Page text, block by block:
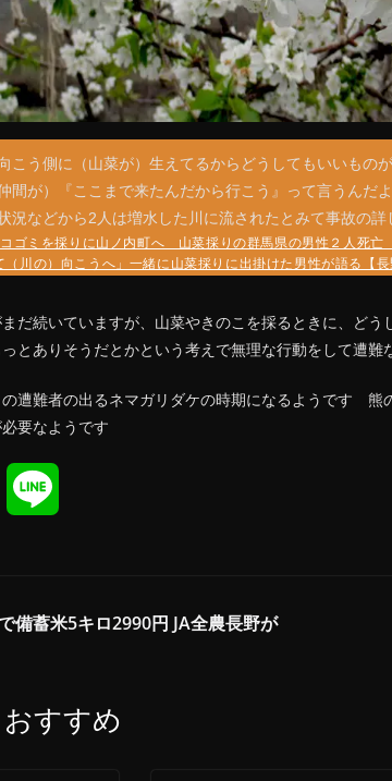
向こう側に（山菜が）生えてるからどうしてもいいもの
間が）『ここまで来たんだから行こう』って言うんだよ
況などから2人は増水した川に流されたとみて事故の詳
コゴミを採りに山ノ内町へ 山菜採りの群馬県の男性２人死
（川の）向こうへ」一緒に山菜採りに出掛けた男性が語る【
だ続いていますが、山菜やきのこを採るときに、どう
とありそうだとかという考えで無理な行動をして遭難
遭難者の出るネマガリダケの時期になるようです 熊
要なようです
備蓄米5キロ2990円 JA全農長野が
すすめ